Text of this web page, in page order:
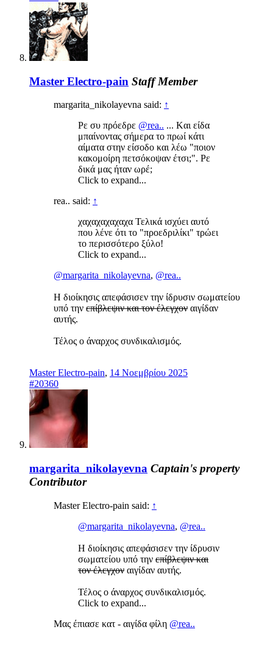
Master Electro-pain Staff Member
margarita_nikolayevna said: ↑
Ρε συ πρόεδρε @rea.. ... Kαι είδα
μπαίνοντας σήμερα το πρωί κάτι
αίματα στην είσοδο και λέω "ποιον
κακομοίρη πετσόκοψαν έτσι;". Ρε
δικά μας ήταν ωρέ;
Click to expand...
rea.. said: ↑
χαχαχαχαχαχα Τελικά ισχύει αυτό
που λένε ότι το "προεδριλίκι" τρώει
το περισσότερο ξύλο!
Click to expand...
@margarita_nikolayevna, @rea..
Η διοίκησις απεφάσισεν την ίδρυσιν σωματείου
υπό την επίβλεψιν και τον έλεγχον αιγίδαν
αυτής.
Τέλος ο άναρχος συνδικαλισμός.
Master Electro-pain, 14 Νοεμβρίου 2025
#20360
margarita_nikolayevna Captain's property
Contributor
Master Electro-pain said: ↑
@margarita_nikolayevna, @rea..
Η διοίκησις απεφάσισεν την ίδρυσιν
σωματείου υπό την επίβλεψιν και
τον έλεγχον αιγίδαν αυτής.
Τέλος ο άναρχος συνδικαλισμός.
Click to expand...
Μας έπιασε κατ - αιγίδα φίλη @rea..